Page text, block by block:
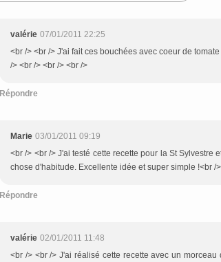
valérie 07/01/2011 22:25
<br /> <br /> J'ai fait ces bouchées avec coeur de
/> <br /> <br /> <br />
Répondre
Marie 03/01/2011 09:19
<br /> <br /> J'ai testé cette recette pour la St
chose d'habitude. Excellente idée et super simple !<br /
Répondre
valérie 02/01/2011 11:48
<br /> <br /> J'ai réalisé cette recette avec un